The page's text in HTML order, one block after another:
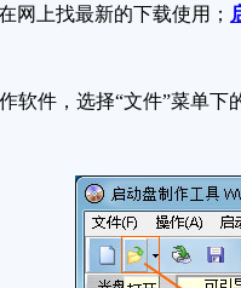
网上找最新的下载使用；
软件，选择“文件”菜单下